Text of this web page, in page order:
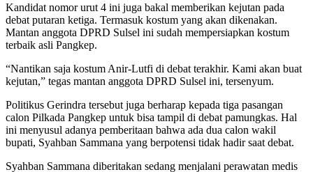
Kandidat nomor urut 4 ini juga bakal memberikan kejutan pada
debat putaran ketiga. Termasuk kostum yang akan dikenakan.
Mantan anggota DPRD Sulsel ini sudah mempersiapkan kostum
terbaik asli Pangkep.
“Nantikan saja kostum Anir-Lutfi di debat terakhir. Kami akan buat
kejutan,” tegas mantan anggota DPRD Sulsel ini, tersenyum.
Politikus Gerindra tersebut juga berharap kepada tiga pasangan
calon Pilkada Pangkep untuk bisa tampil di debat pamungkas. Hal
ini menyusul adanya pemberitaan bahwa ada dua calon wakil
bupati, Syahban Sammana yang berpotensi tidak hadir saat debat.
Syahban Sammana diberitakan sedang menjalani perawatan medis